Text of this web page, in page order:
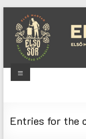
content
Magyar
Menu
Entries for the